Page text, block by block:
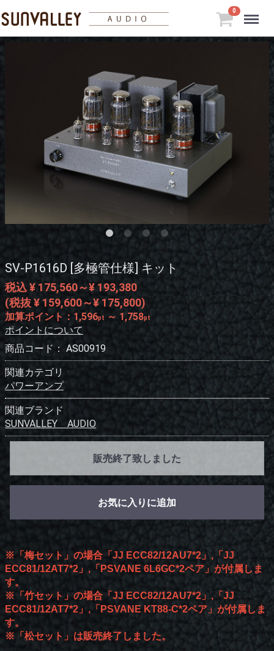
0
SV-P1616D [多極管仕様] キット
税込 ¥ 175,560～¥ 193,380
(税抜 ¥ 159,600～¥ 175,800)
加算ポイント： 1,596pt ～ 1,758pt
ポイントについて
商品コード： AS00919
関連カテゴリ
パワーアンプ
関連ブランド
SUNVALLEY AUDIO
販売終了致しました
お気に入りに追加
※「梅セット」の場合「JJ ECC82/12AU7*2」,「JJ
ECC81/12AT7*2」,「PSVANE 6L6GC*2ペア」が付属しま
す。
※「竹セット」の場合「JJ ECC82/12AU7*2」,「JJ
ECC81/12AT7*2」,「PSVANE KT88-C*2ペア」が付属しま
す。
※「松セット」は販売終了しました。